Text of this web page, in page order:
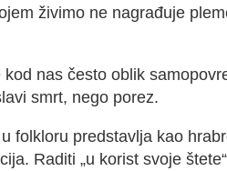
živimo ne nagrađuje
kod nas često oblik
smrt, nego porez.
folkloru predstavlja kao
Raditi „u korist svoje